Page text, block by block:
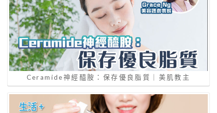
Ceramide神經醯胺：保存優良脂質｜美肌教主